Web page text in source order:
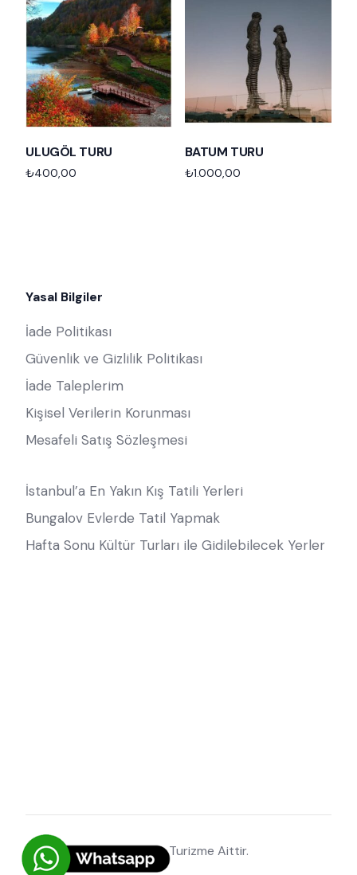
ULUGÖL TURU
₺400,00
BATUM TURU
₺1.000,00
Yasal Bilgiler
İade Politikası
Güvenlik ve Gizlilik Politikası
İade Taleplerim
Kişisel Verilerin Korunması
Mesafeli Satış Sözleşmesi
İstanbul’a En Yakın Kış Tatili Yerleri
Bungalov Evlerde Tatil Yapmak
Hafta Sonu Kültür Turları ile Gidilebilecek Yerler
© 2026 Tüm Haklar Mep Turizme Aittir.